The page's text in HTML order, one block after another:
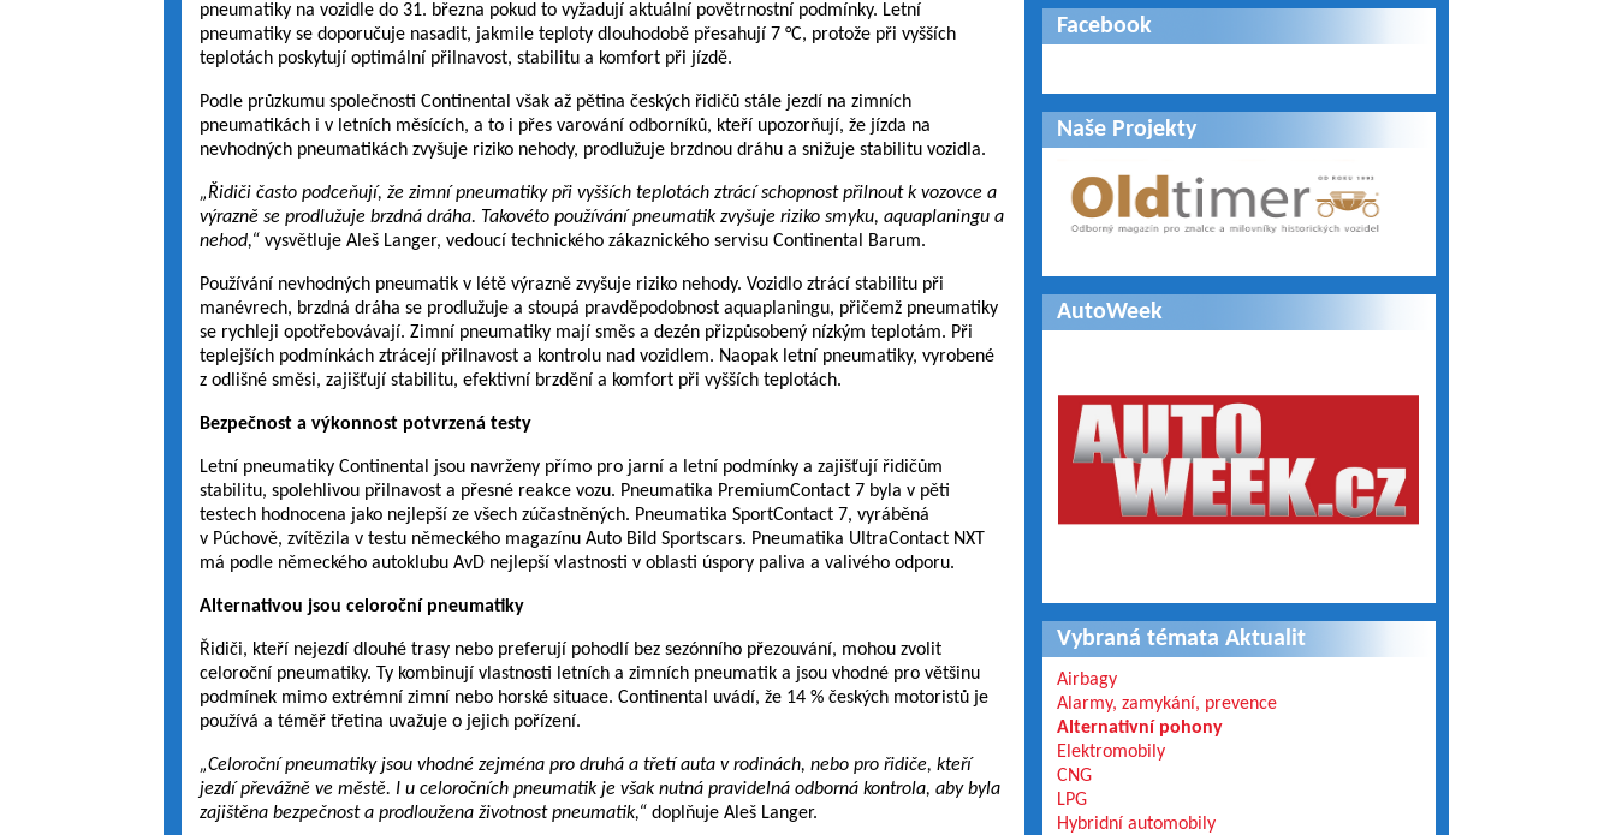
pneumatiky na vozidle do 31. března pokud to vyžadují aktuální povětrnostní podmínky. Letní
pneumatiky se doporučuje nasadit, jakmile teploty dlouhodobě přesahují 7 °C, protože při vyšších
teplotách poskytují optimální přilnavost, stabilitu a komfort při jízdě.
Podle průzkumu společnosti Continental však až pětina českých řidičů stále jezdí na zimních
pneumatikách i v letních měsících, a to i přes varování odborníků, kteří upozorňují, že jízda na
nevhodných pneumatikách zvyšuje riziko nehody, prodlužuje brzdnou dráhu a snižuje stabilitu vozidla.
„Řidiči často podceňují, že zimní pneumatiky při vyšších teplotách ztrácí schopnost přilnout k vozovce a
výrazně se prodlužuje brzdná dráha. Takovéto používání pneumatik zvyšuje riziko smyku, aquaplaningu a
nehod,“ vysvětluje Aleš Langer, vedoucí technického zákaznického servisu Continental Barum.
Používání nevhodných pneumatik v létě výrazně zvyšuje riziko nehody. Vozidlo ztrácí stabilitu při
manévrech, brzdná dráha se prodlužuje a stoupá pravděpodobnost aquaplaningu, přičemž pneumatiky
se rychleji opotřebovávají. Zimní pneumatiky mají směs a dezén přizpůsobený nízkým teplotám. Při
teplejších podmínkách ztrácejí přilnavost a kontrolu nad vozidlem. Naopak letní pneumatiky, vyrobené
z odlišné směsi, zajišťují stabilitu, efektivní brzdění a komfort při vyšších teplotách.
Bezpečnost a výkonnost potvrzená testy
Letní pneumatiky Continental jsou navrženy přímo pro jarní a letní podmínky a zajišťují řidičům
stabilitu, spolehlivou přilnavost a přesné reakce vozu. Pneumatika PremiumContact 7 byla v pěti
testech hodnocena jako nejlepší ze všech zúčastněných. Pneumatika SportContact 7, vyráběná
v Púchově, zvítězila v testu německého magazínu Auto Bild Sportscars. Pneumatika UltraContact NXT
má podle německého autoklubu AvD nejlepší vlastnosti v oblasti úspory paliva a valivého odporu.
Alternativou jsou celoroční pneumatiky
Řidiči, kteří nejezdí dlouhé trasy nebo preferují pohodlí bez sezónního přezouvání, mohou zvolit
celoroční pneumatiky. Ty kombinují vlastnosti letních a zimních pneumatik a jsou vhodné pro většinu
podmínek mimo extrémní zimní nebo horské situace. Continental uvádí, že 14 % českých motoristů je
používá a téměř třetina uvažuje o jejich pořízení.
„Celoroční pneumatiky jsou vhodné zejména pro druhá a třetí auta v rodinách, nebo pro řidiče, kteří
jezdí převážně ve městě. I u celoročních pneumatik je však nutná pravidelná odborná kontrola, aby byla
zajištěna bezpečnost a prodloužena životnost pneumatik,“ doplňuje Aleš Langer.
Facebook
Naše Projekty
AutoWeek
Vybraná témata Aktualit
Airbagy
Alarmy, zamykání, prevence
Alternativní pohony
Elektromobily
CNG
LPG
Hybridní automobily